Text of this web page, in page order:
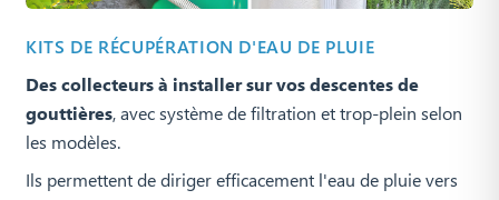
KITS DE RÉCUPÉRATION D'EAU DE PLUIE
Des collecteurs à installer sur vos descentes de
gouttières, avec système de filtration et trop-plein selon
les modèles.
Ils permettent de diriger efficacement l'eau de pluie vers